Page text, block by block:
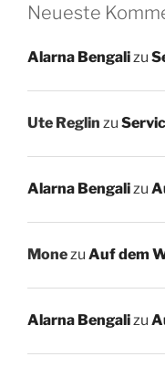
Neueste
Alarna Bengalizu
Ute Reglin zu
Alarna Bengalizu
Monezu Auf dem
Alarna Bengalizu